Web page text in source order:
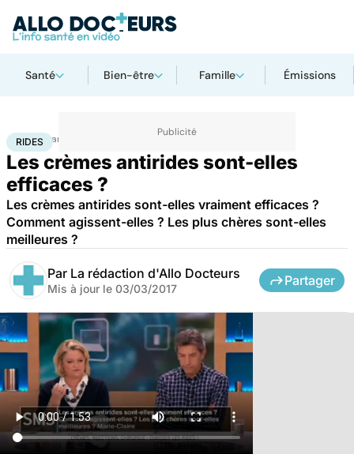
Santé Bien-être Famille Émissions
Accueil Santé
RIDES
Les crèmes antirides sont-elles
efficaces ?
Les crèmes antirides sont-elles vraiment efficaces ?
Comment agissent-elles ? Les plus chères sont-elles
meilleures ?
Par La rédaction d'Allo Docteurs
Mis à jour le 03/03/2017
Partager